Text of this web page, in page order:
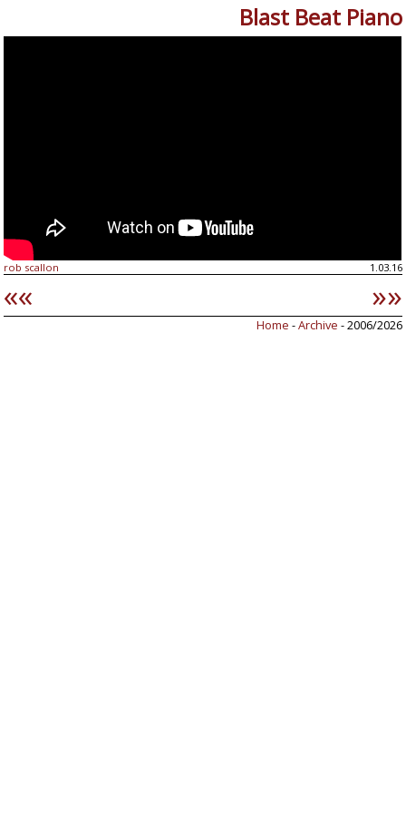
Blast Beat Piano
rob scallon 1.03.16
«« »»
Home -Archive - 2006/2026